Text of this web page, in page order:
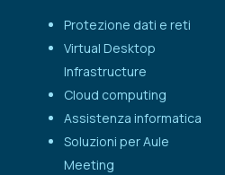
Protezione dati e reti
Virtual Desktop
Infrastructure
Cloud computing
Assistenza informatica
Soluzioni per Aule
Meeting